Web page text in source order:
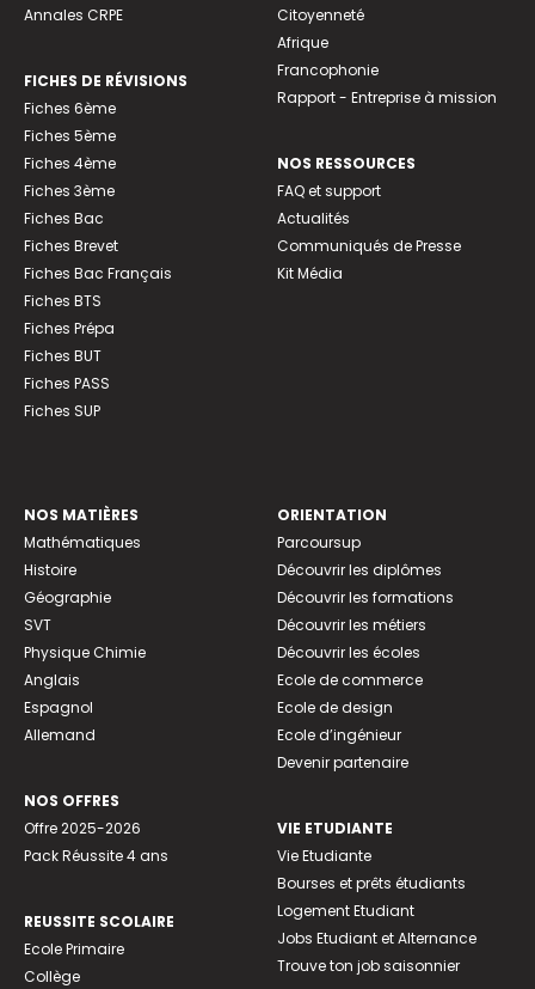
Annales CRPE
FICHES DE RÉVISIONS
Fiches 6ème
Fiches 5ème
Fiches 4ème
Fiches 3ème
Fiches Bac
Fiches Brevet
Fiches Bac Français
Fiches BTS
Fiches Prépa
Fiches BUT
Fiches PASS
Fiches SUP
Citoyenneté
Afrique
Francophonie
Rapport - Entreprise à mission
NOS RESSOURCES
FAQ et support
Actualités
Communiqués de Presse
Kit Média
NOS MATIÈRES
Mathématiques
Histoire
Géographie
SVT
Physique Chimie
Anglais
Espagnol
Allemand
NOS OFFRES
Offre 2025-2026
Pack Réussite 4 ans
REUSSITE SCOLAIRE
Ecole Primaire
Collège
ORIENTATION
Parcoursup
Découvrir les diplômes
Découvrir les formations
Découvrir les métiers
Découvrir les écoles
Ecole de commerce
Ecole de design
Ecole d’ingénieur
Devenir partenaire
VIE ETUDIANTE
Vie Etudiante
Bourses et prêts étudiants
Logement Etudiant
Jobs Etudiant et Alternance
Trouve ton job saisonnier